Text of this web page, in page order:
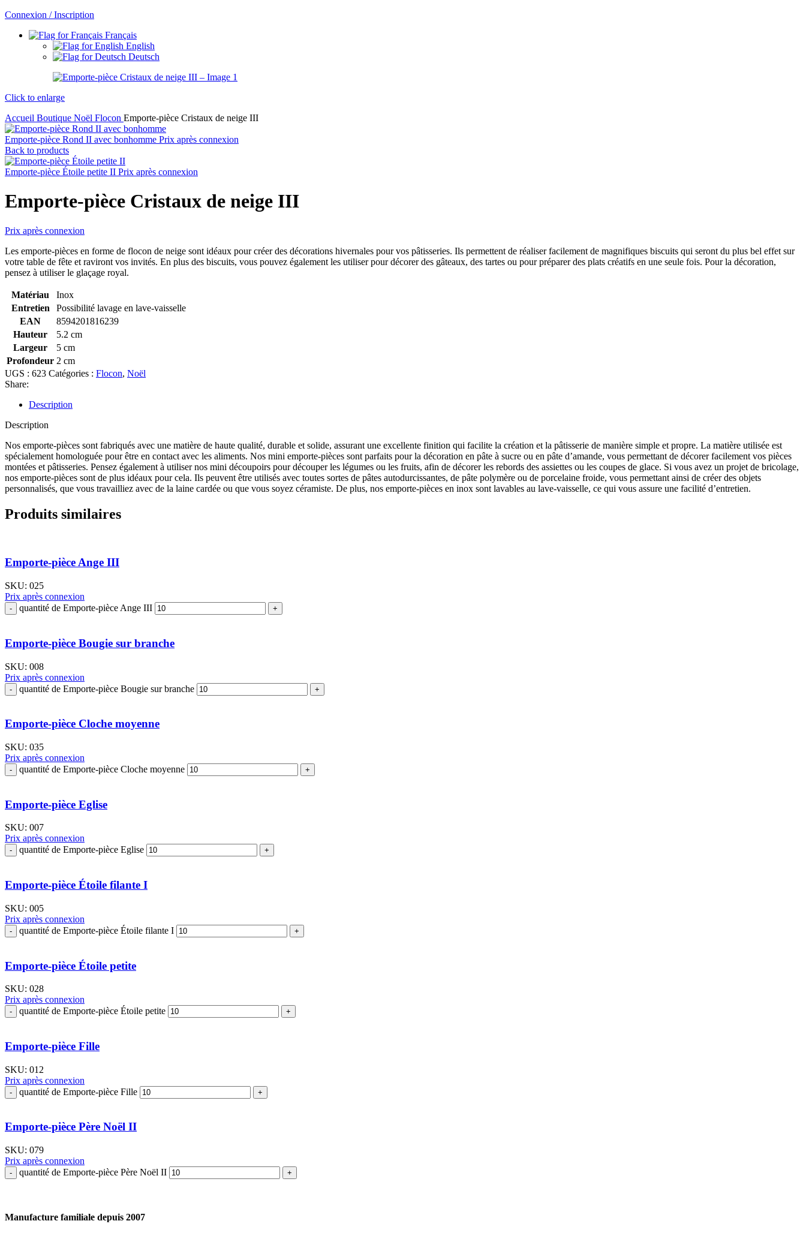
Connexion / Inscription
Français
English
Deutsch
Click to enlarge
Accueil Boutique Noël Flocon Emporte-pièce Cristaux de neige III
Emporte-pièce Rond II avec bonhomme Prix après connexion
Back to products
Emporte-pièce Étoile petite II Prix après connexion
Emporte-pièce Cristaux de neige III
Prix après connexion
Les emporte-pièces en forme de flocon de neige sont idéaux pour créer des décorations hivernales pour vos pâtisseries. Ils permettent de réaliser facilement de magnifiques biscuits qui seront du plus bel effet sur
votre table de fête et raviront vos invités. En plus des biscuits, vous pouvez également les utiliser pour décorer des gâteaux, des tartes ou pour préparer des plats créatifs en une seule fois. Pour la décoration,
pensez à utiliser le glaçage royal.
Matériau
Inox
Entretien
Possibilité lavage en lave-vaisselle
EAN
8594201816239
Hauteur
5.2 cm
Largeur
5 cm
Profondeur 2 cm
UGS : 623 Catégories : Flocon, Noël
Share:
Description
Description
Nos emporte-pièces sont fabriqués avec une matière de haute qualité, durable et solide, assurant une excellente finition qui facilite la création et la pâtisserie de manière simple et propre. La matière utilisée est
spécialement homologuée pour être en contact avec les aliments. Nos mini emporte-pièces sont parfaits pour la décoration en pâte à sucre ou en pâte d’amande, vous permettant de décorer facilement vos pièces
montées et pâtisseries. Pensez également à utiliser nos mini découpoirs pour découper les légumes ou les fruits, afin de décorer les rebords des assiettes ou les coupes de glace. Si vous avez un projet de bricolage,
nos emporte-pièces sont de plus idéaux pour cela. Ils peuvent être utilisés avec toutes sortes de pâtes autodurcissantes, de pâte polymère ou de porcelaine froide, vous permettant ainsi de créer des objets
personnalisés, que vous travailliez avec de la laine cardée ou que vous soyez céramiste. De plus, nos emporte-pièces en inox sont lavables au lave-vaisselle, ce qui vous assure une facilité d’entretien.
Produits similaires
Emporte-pièce Ange III
SKU: 025
Prix après connexion
quantité de Emporte-pièce Ange III
Emporte-pièce Bougie sur branche
SKU: 008
Prix après connexion
quantité de Emporte-pièce Bougie sur branche
Emporte-pièce Cloche moyenne
SKU: 035
Prix après connexion
quantité de Emporte-pièce Cloche moyenne
Emporte-pièce Eglise
SKU: 007
Prix après connexion
quantité de Emporte-pièce Eglise
Emporte-pièce Étoile filante I
SKU: 005
Prix après connexion
quantité de Emporte-pièce Étoile filante I
Emporte-pièce Étoile petite
SKU: 028
Prix après connexion
quantité de Emporte-pièce Étoile petite
Emporte-pièce Fille
SKU: 012
Prix après connexion
quantité de Emporte-pièce Fille
Emporte-pièce Père Noël II
SKU: 079
Prix après connexion
quantité de Emporte-pièce Père Noël II
Manufacture familiale depuis 2007